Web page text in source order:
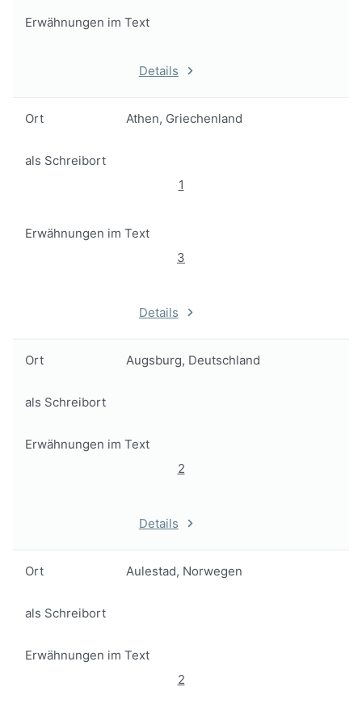
Erwähnungen im Text
Details
Ort Athen, Griechenland
als Schreibort
1
Erwähnungen im Text
3
Details
Ort Augsburg, Deutschland
als Schreibort
Erwähnungen im Text
2
Details
Ort Aulestad, Norwegen
als Schreibort
Erwähnungen im Text
2